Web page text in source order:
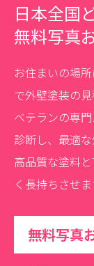
日本全国
無料写真
お住まいの場
で外壁塗装の見
ベテランの専
診断し、最適
高品質な塗料
く長持ちさせま
無料写真